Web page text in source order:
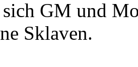
sich GM und
Sklaven.